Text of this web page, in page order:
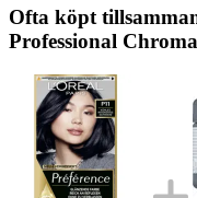
Ofta köpt
Professional